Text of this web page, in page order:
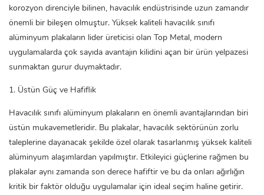
korozyon direnciyle bilinen, havacılık endüstrisinde uzun zamandır
önemli bir bileşen olmuştur. Yüksek kaliteli havacılık sınıfı
alüminyum plakaların lider üreticisi olan Top Metal, modern
uygulamalarda çok sayıda avantajın kilidini açan bir ürün yelpazesi
sunmaktan gurur duymaktadır.
1. Üstün Güç ve Hafiflik
Havacılık sınıfı alüminyum plakaların en önemli avantajlarından biri
üstün mukavemetleridir. Bu plakalar, havacılık sektörünün zorlu
taleplerine dayanacak şekilde özel olarak tasarlanmış yüksek kaliteli
alüminyum alaşımlardan yapılmıştır. Etkileyici güçlerine rağmen bu
plakalar aynı zamanda son derece hafiftir ve bu da onları ağırlığın
kritik bir faktör olduğu uygulamalar için ideal seçim haline getirir.